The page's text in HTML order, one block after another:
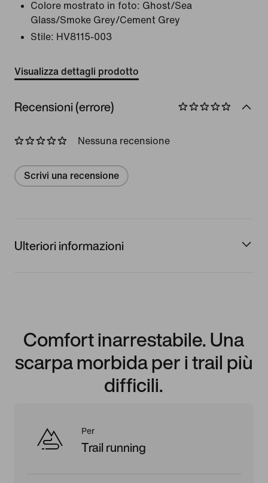
Colore mostrato in foto: Ghost/Sea
Glass/Smoke Grey/Cement Grey
Stile: HV8115-003
Visualizza dettagli prodotto
Recensioni (errore)
Nessuna recensione
Scrivi una recensione
Ulteriori informazioni
Comfort inarrestabile. Una
scarpa morbida per i trail più
difficili.
Per
Trail running